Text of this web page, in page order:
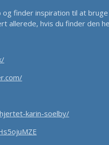
finder inspiration til at
allerede, hvis du finder den
karin-soelby/